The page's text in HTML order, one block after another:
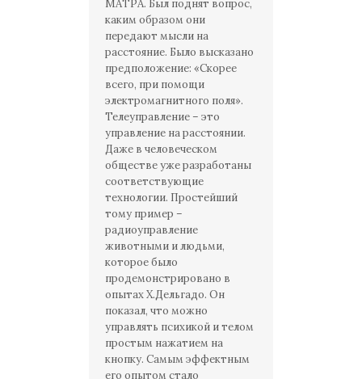
МАТРА. Был поднят вопрос,
каким образом они
передают мысли на
расстояние. Было высказано
предположение: «Скорее
всего, при помощи
электромагнитного поля».
Телеуправление – это
управление на расстоянии.
Даже в человеческом
обществе уже разработаны
соответствующие
технологии. Простейший
тому пример –
радиоуправление
животными и людьми,
которое было
продемонстрировано в
опытах Х.Дельгадо. Он
показал, что можно
управлять психикой и телом
простым нажатием на
кнопку. Самым эффектным
его опытом стало